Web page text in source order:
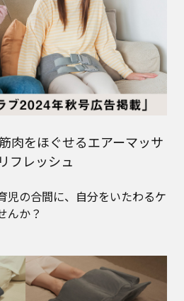
肉をほぐせるエアーマッサ
フレッシュ
児の合間に、自分をいたわるケ
んか？